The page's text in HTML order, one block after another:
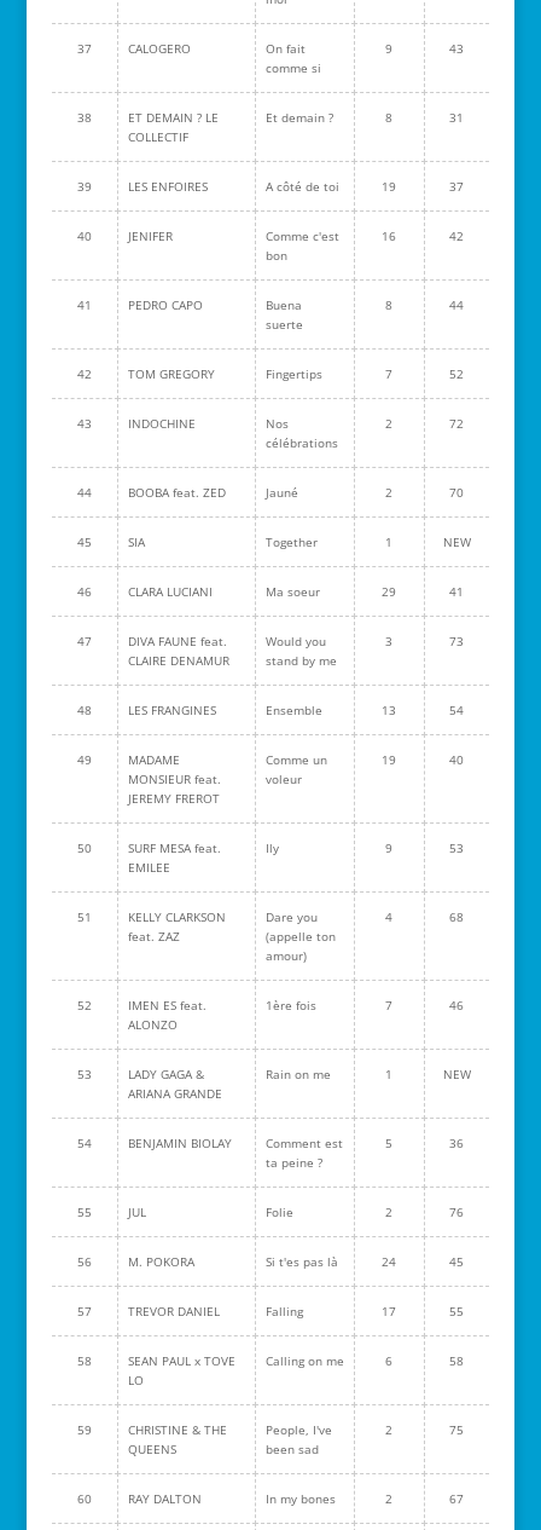
37 CALOGERO
On fait
comme si
9 43
38
ET DEMAIN ? LE
COLLECTIF
Et demain ? 8 31
39 LES ENFOIRES A côté de toi 19 37
40 JENIFER
Comme c'est
bon
16 42
41 PEDRO CAPO
Buena
suerte
8 44
42 TOM GREGORY Fingertips 7 52
43 INDOCHINE
Nos
célébrations
2 72
44 BOOBA feat. ZED Jauné 2 70
45 SIA Together 1 NEW
46 CLARA LUCIANI Ma soeur 29 41
47
DIVA FAUNE feat.
CLAIRE DENAMUR
Would you
stand by me
3 73
48 LES FRANGINES Ensemble 13 54
49
MADAME
MONSIEUR feat.
JEREMY FREROT
Comme un
voleur
19 40
50
SURF MESA feat.
EMILEE
Ily 9 53
51
KELLY CLARKSON
feat. ZAZ
Dare you
(appelle ton
amour)
4 68
52
IMEN ES feat.
ALONZO
1ère fois 7 46
53
LADY GAGA &
ARIANA GRANDE
Rain on me 1 NEW
54 BENJAMIN BIOLAY
Comment est
ta peine ?
5 36
55 JUL Folie 2 76
56 M. POKORA Si t'es pas là 24 45
57 TREVOR DANIEL Falling 17 55
58
SEAN PAUL x TOVE
LO
Calling on me 6 58
59
CHRISTINE & THE
QUEENS
People, I've
been sad
2 75
60 RAY DALTON In my bones 2 67